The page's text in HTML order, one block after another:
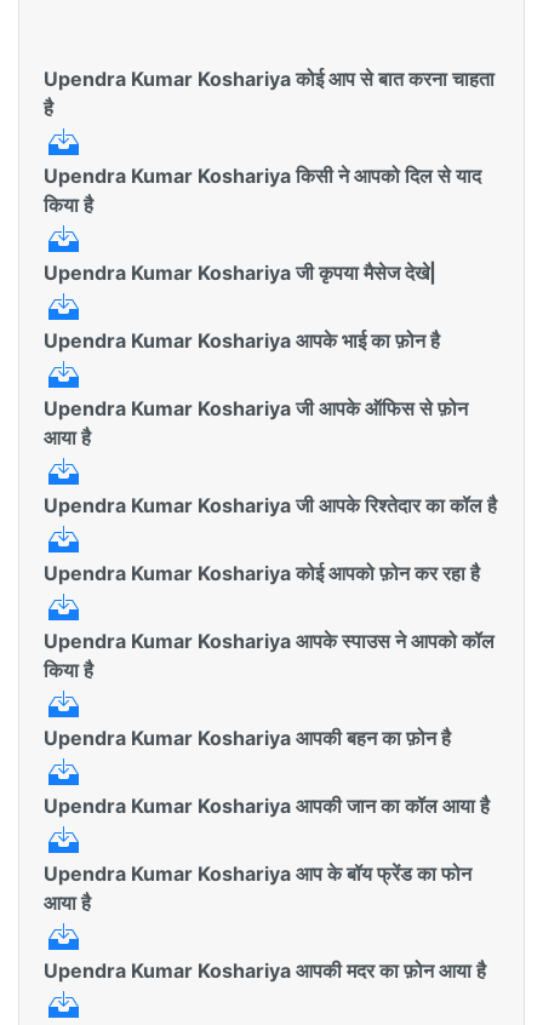
Upendra Kumar Koshariya कोई आप से बात करना चाहता
है
Upendra Kumar Koshariya किसी ने आपको दिल से याद
किया है
Upendra Kumar Koshariya जी कृपया मैसेज देखे|
Upendra Kumar Koshariya आपके भाई का फ़ोन है
Upendra Kumar Koshariya जी आपके ऑफिस से फ़ोन
आया है
Upendra Kumar Koshariya जी आपके रिश्तेदार का कॉल है
Upendra Kumar Koshariya कोई आपको फ़ोन कर रहा है
Upendra Kumar Koshariya आपके स्पाउस ने आपको कॉल
किया है
Upendra Kumar Koshariya आपकी बहन का फ़ोन है
Upendra Kumar Koshariya आपकी जान का कॉल आया है
Upendra Kumar Koshariya आप के बॉय फ्रेंड का फोन
आया है
Upendra Kumar Koshariya आपकी मदर का फ़ोन आया है